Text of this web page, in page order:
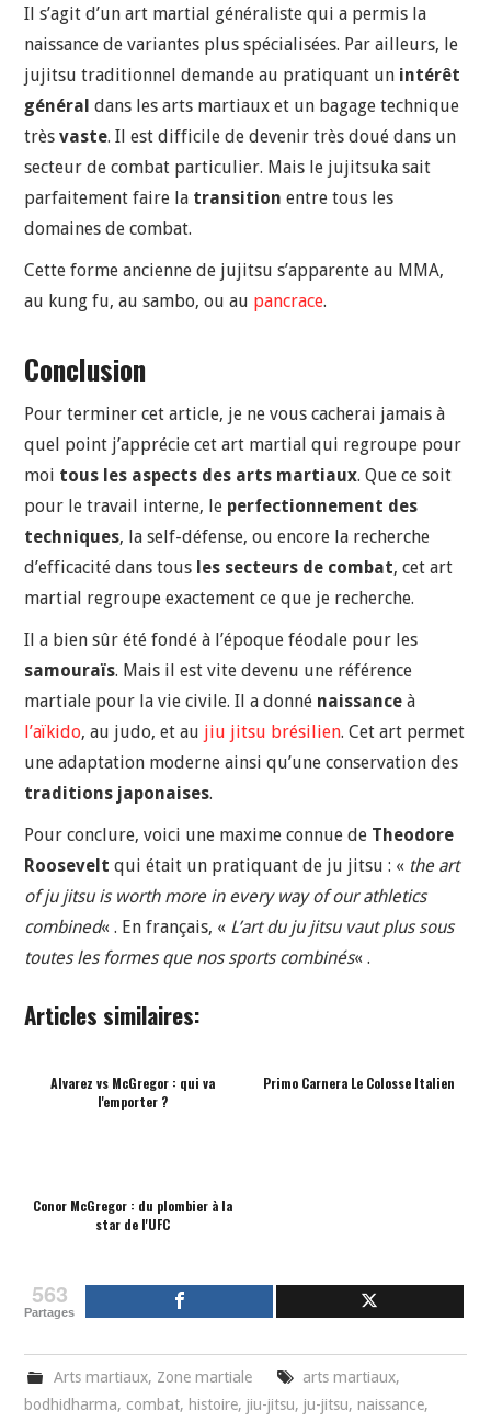
Il s’agit d’un art martial généraliste qui a permis la
naissance de variantes plus spécialisées. Par ailleurs, le
jujitsu traditionnel demande au pratiquant un intérêt
général dans les arts martiaux et un bagage technique
trèsvaste. Il est difficile de devenir très doué dans un
secteur de combat particulier. Mais le jujitsuka sait
parfaitement faire la transition entre tous les
domaines de combat.
Cette forme ancienne de jujitsu s’apparente au MMA,
au kung fu, au sambo, ou au pancrace.
Conclusion
Pour terminer cet article, je ne vous cacherai jamais à
quel point j’apprécie cet art martial qui regroupe pour
moi tous les aspects des arts martiaux. Que ce soit
pour le travail interne, le perfectionnement des
techniques, la self-défense, ou encore la recherche
d’efficacité dans tous les secteurs de combat, cet art
martial regroupe exactement ce que je recherche.
Il a bien sûr été fondé à l’époque féodale pour les
samouraïs. Mais il est vite devenu une référence
martiale pour la vie civile. Il a donné naissance à
l’aïkido, au judo, et au jiu jitsu brésilien. Cet art permet
une adaptation moderne ainsi qu’une conservation des
traditions japonaises.
Pour conclure, voici une maxime connue de Theodore
Rooseveltqui était un pratiquant de ju jitsu : « the art
of ju jitsu is worth more in every way of our athletics
combined« . En français, « L’art du ju jitsu vaut plus sous
toutes les formes que nos sports combinés« .
Articles similaires:
Alvarez vs McGregor : qui va
l'emporter ?
Primo Carnera Le Colosse Italien
Conor McGregor : du plombier à la
star de l'UFC
563
Partages
Arts martiaux, Zone martiale arts martiaux,
bodhidharma, combat, histoire,jiu-jitsu,ju-jitsu,naissance,